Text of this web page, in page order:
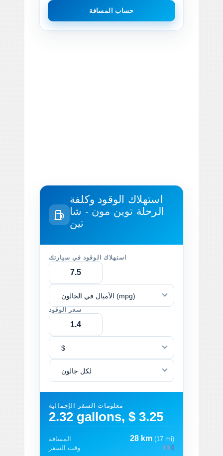
حساب المسافة
استهلاك الوقود وكلفة
الرحلة توين مون - شا
تين
استهلاك الوقود في سيارتك
الأميال في الجالون (mpg)
سعر الوقود
$
لكل جالون
معلومات السفر الإجمالية
2.32 gallons, $ 3.25
المسافة 28 km (17 mi)
وقت السفر